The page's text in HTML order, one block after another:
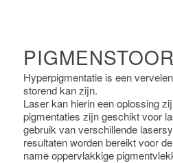
Hyperpigmentatie is een
storend kan zijn.
Laser kan hierin een oplossing
pigmentaties zijn geschikt voor
gebruik van verschillende
resultaten worden bereikt voor
name oppervlakkige